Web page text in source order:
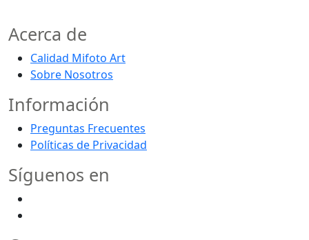
Acerca de
Calidad Mifoto Art
Sobre Nosotros
Información
Preguntas Frecuentes
Políticas de Privacidad
Síguenos en